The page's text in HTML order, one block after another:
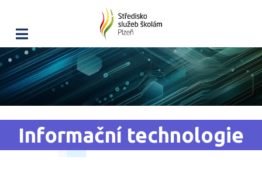
Informační technologie